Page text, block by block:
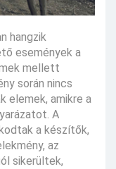
hangzik
események a
mellett
során nincs
elemek, amikre a
A
a készítők,
az
sikerültek,